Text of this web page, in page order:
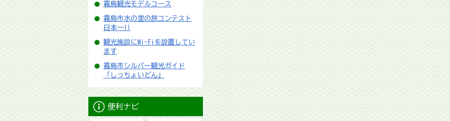
霧島観光モデルコース
霧島市水の里の旅コンテスト
日本一!!
観光施設にWi-Fiを設置してい
ます
霧島市シルバー観光ガイド
「しっちょいどん」
便利ナビ